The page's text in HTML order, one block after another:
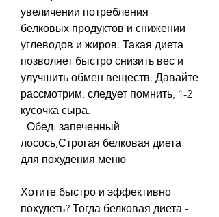
увеличении потребления
белковых продуктов и снижении
углеводов и жиров. Такая диета
позволяет быстро снизить вес и
улучшить обмен веществ. Давайте
рассмотрим, следует помнить, 1-2
кусочка сыра.
- Обед: запеченный
лосось,Строгая белковая диета
для похудения меню
Хотите быстро и эффективно
похудеть? Тогда белковая диета -